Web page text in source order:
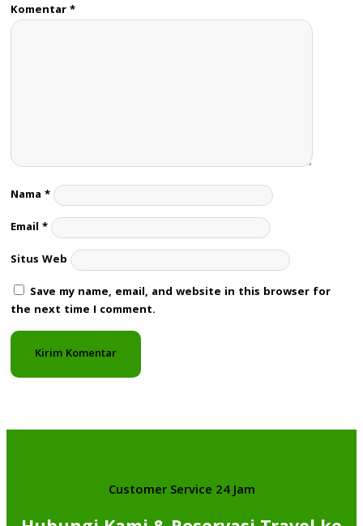
Komentar*
Nama *
Email *
Situs Web
Save my name, email, and website in this browser for
the next time I comment.
Customer Service 24 Jam